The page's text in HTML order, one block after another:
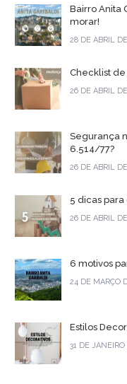
Bairro Anita
morar!
28 DE ABRIL
Checklist
26 DE ABRIL
Segurança
6.514/77?
26 DE ABRIL
5 dicas
26 DE ABRIL
6 motivos
24 DE MARÇO
Estilos
31 DE JANEIRO